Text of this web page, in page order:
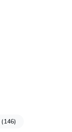
(146)